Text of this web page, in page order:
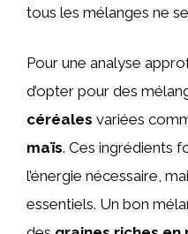
tous les mélanges ne
Pour une analyse
d’opter pour des
céréales variées
maïs. Ces ingrédients
l’énergie nécessaire,
essentiels. Un bon